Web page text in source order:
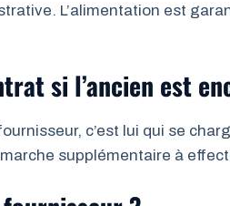
L’alimentation est
si l’ancien est
c’est lui qui se
supplémentaire à